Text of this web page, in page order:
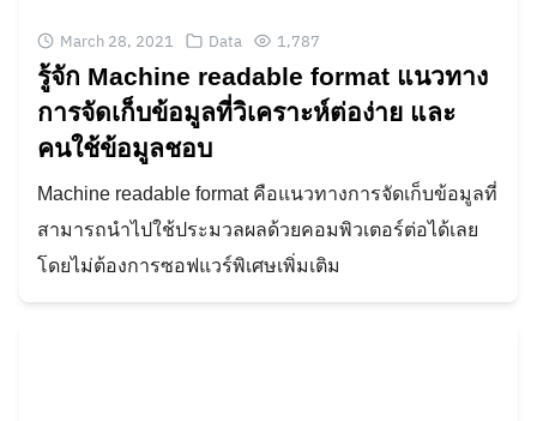
March 28, 2021 Data 1,787
รู้จัก Machine readable format แนวทาง
การจัดเก็บข้อมูลที่วิเคราะห์ต่อง่าย และ
คนใช้ข้อมูลชอบ
Machine readable format คือแนวทางการจัดเก็บข้อมูลที่
สามารถนำไปใช้ประมวลผลด้วยคอมพิวเตอร์ต่อได้เลย
โดยไม่ต้องการซอฟแวร์พิเศษเพิ่มเติม